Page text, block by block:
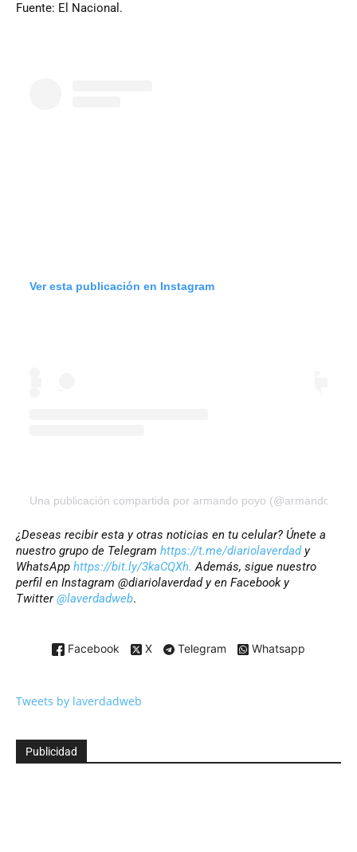
Fuente: El Nacional.
Ver esta publicación en Instagram
Una publicación compartida por armando poyo
¿Deseas recibir esta y otras noticias en tu celular? Únete a
nuestro grupo de Telegram https://t.me/diariolaverdady
WhatsApp https://bit.ly/3kaCQXh. Además, sigue nuestro
perfil en Instagram @diariolaverdad y en Facebook y
Twitter@laverdadweb.
Facebook X Telegram Whatsapp
Tweets by laverdadweb
Publicidad